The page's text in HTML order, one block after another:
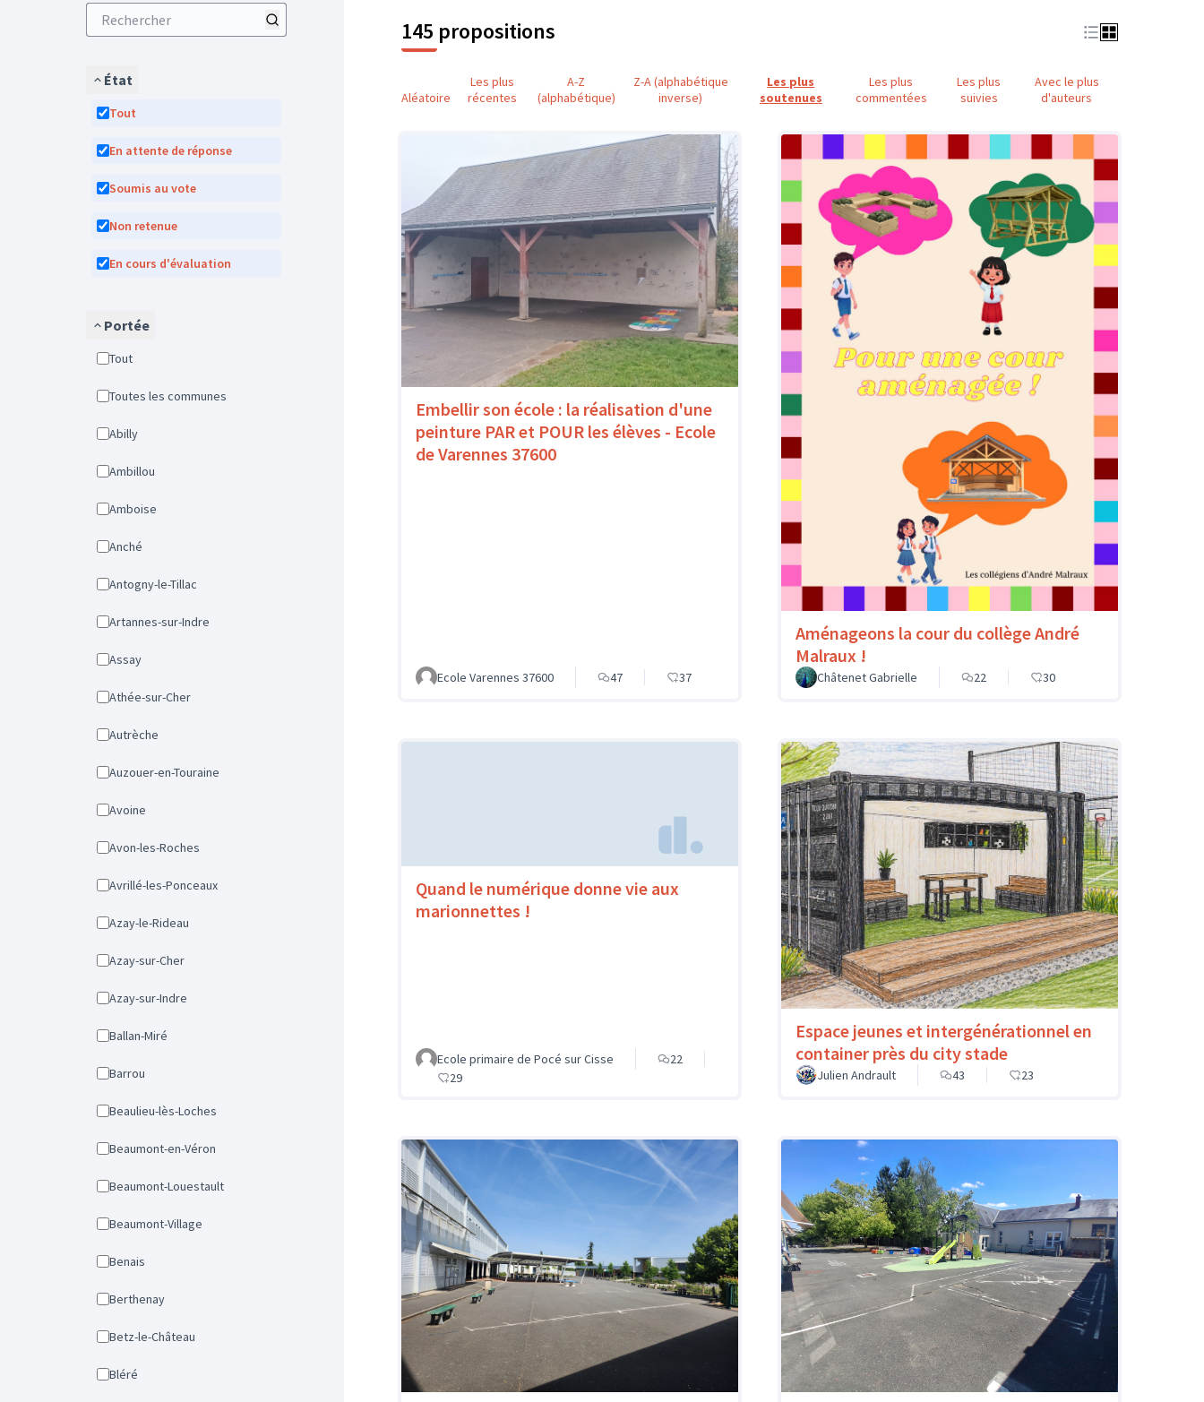
État
Tout
En attente de réponse
Soumis au vote
Non retenue
En cours d'évaluation
Portée
Tout
Toutes les communes
Abilly
Ambillou
Amboise
Anché
Antogny-le-Tillac
Artannes-sur-Indre
Assay
Athée-sur-Cher
Autrèche
Auzouer-en-Touraine
Avoine
Avon-les-Roches
Avrillé-les-Ponceaux
Azay-le-Rideau
Azay-sur-Cher
Azay-sur-Indre
Ballan-Miré
Barrou
Beaulieu-lès-Loches
Beaumont-en-Véron
Beaumont-Louestault
Beaumont-Village
Benais
Berthenay
Betz-le-Château
Bléré
145 propositions
Aléatoire
Les plus
récentes
A-Z
(alphabétique)
Z-A (alphabétique
inverse)
Les plus
soutenues
Les plus
commentées
Les plus
suivies
Avec le plus
d'auteurs
Embellir son école : la réalisation d'une
peinture PAR et POUR les élèves - Ecole
de Varennes 37600
Ecole Varennes 37600 47 37
Aménageons la cour du collège André
Malraux !
Châtenet Gabrielle 22 30
Quand le numérique donne vie aux
marionnettes !
Ecole primaire de Pocé sur Cisse
22
29
Espace jeunes et intergénérationnel en
container près du city stade
Julien Andrault 43 23